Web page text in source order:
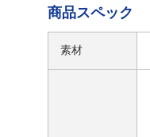
商品スペック
素材